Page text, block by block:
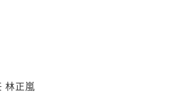
林正嵐